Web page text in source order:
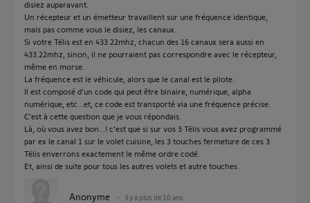
disiez auparavant.
Un récepteur et un émetteur travaillent sur une fréquence identique,
mais pas comme vous le disiez, les canaux.
Si votre Télis est en 433.22mhz, chacun des 16 canaux sera aussi en
433.22mhz, sinon, il ne pourraient pas correspondre avec le récepteur,
même en morse.
La fréquence est le véhicule, alors que le canal est le pilote.
Il est composé d'un code qui peut être binaire, numérique, alpha
numérique, etc...et, ce code est transporté via une fréquence précise.
C'est à cette question que je vous répondais.
Là, où vous avez bon...! c'est que si sur vos 3 Télis vous avez programmé
par ex le canal 1 sur le volet cuisine, les 3 touches fermeture de ces 3
Télis enverrons exactement le même ordre codé.
Et, ainsi de suite pour tous les autres volets et autre touches.
Anonyme il y a plus de 10 ans